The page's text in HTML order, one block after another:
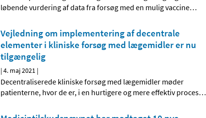
løbende vurdering af data fra forsøg med en mulig vaccine…
Vejledning om implementering af decentrale
elementer i kliniske forsøg med lægemidler er nu
tilgængelig
|4. maj 2021 |
Decentraliserede kliniske forsøg med lægemidler møder
patienterne, hvor de er, i en hurtigere og mere effektiv proces…